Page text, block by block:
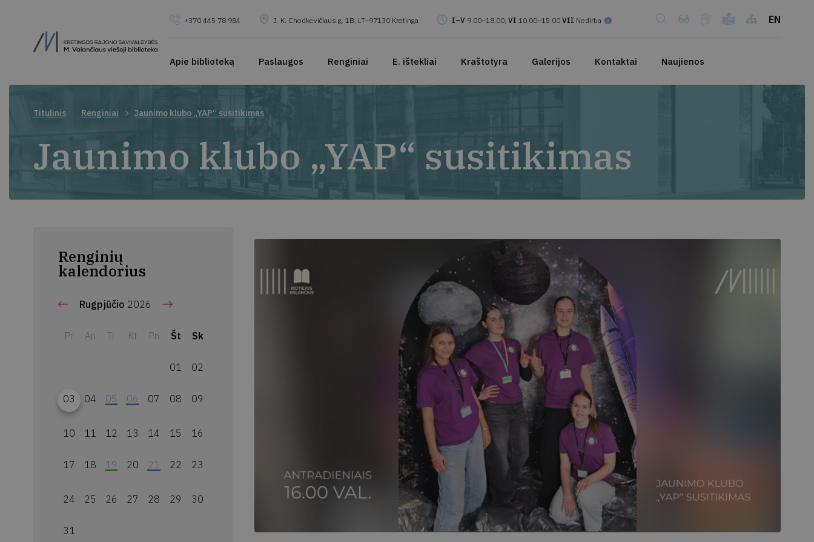
+370 445 78 984 J. K. Chodkevičiaus g. 1B, LT–97130 Kretinga I–V 9.00–18.00, VI 10.00–15.00 VII Nedirba EN
Apie biblioteką Paslaugos Renginiai E. ištekliai Kraštotyra Galerijos Kontaktai Naujienos
Titulinis Renginiai Jaunimo klubo „YAP“ susitikimas
Jaunimo klubo „YAP“ susitikimas
Renginių
kalendorius
Rugpjūčio 2026
Pr An Tr Kt Pn Št Sk
01 02
03 04 05 06 07 08 09
10 11 12 13 14 15 16
17 18 19 20 21 22 23
24 25 26 27 28 29 30
31